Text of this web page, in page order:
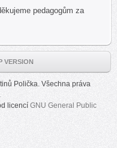
pedagogům za
VERSION
Polička. Všechna práva
licencí GNU General Public